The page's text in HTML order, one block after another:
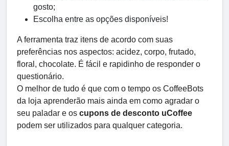
gosto;
Escolha entre as opções disponíveis!
A ferramenta traz itens de acordo com suas
preferências nos aspectos: acidez, corpo, frutado,
floral, chocolate. É fácil e rapidinho de responder o
questionário.
O melhor de tudo é que com o tempo os CoffeeBots
da loja aprenderão mais ainda em como agradar o
seu paladar e os cupons de desconto uCoffee
podem ser utilizados para qualquer categoria.